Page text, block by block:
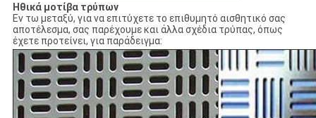
Ηθικά μοτίβα τρύπων
Εν τω μεταξύ, για να επιτύχετε το επιθυμητό αισθητικό σας
αποτέλεσμα, σας παρέχουμε και άλλα σχέδια τρύπας, όπως
έχετε προτείνει, για παράδειγμα: